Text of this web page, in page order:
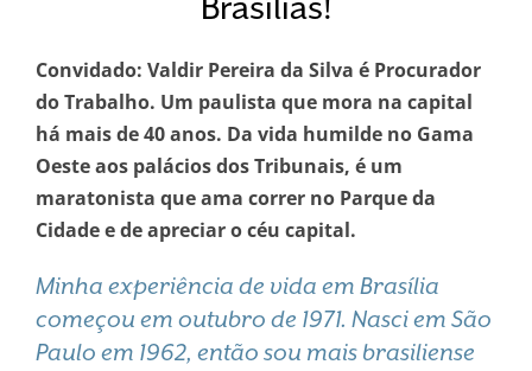
Brasílias!
Convidado: Valdir Pereira da Silva é Procurador
do Trabalho. Um paulista que mora na capital
há mais de 40 anos. Da vida humilde no Gama
Oeste aos palácios dos Tribunais, é um
maratonista que ama correr no Parque da
Cidade e de apreciar o céu capital.
Minha experiência de vida em Brasília
começou em outubro de 1971. Nasci em São
Paulo em 1962, então sou mais brasiliense